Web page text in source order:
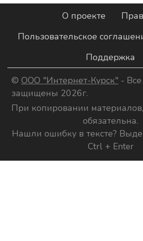
О проекте
Пользовательское
Поддержка
© ООО "Интернет-Курск" -
защищены 2026г.
При копировании
обязательна.
Нашли ошибку в тексте?
Ctrl + Enter